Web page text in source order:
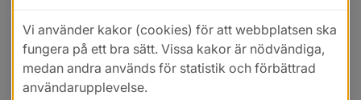
Vi använder kakor (cookies) för att webbplatsen ska
fungera på ett bra sätt. Vissa kakor är nödvändiga,
medan andra används för statistik och förbättrad
användarupplevelse.